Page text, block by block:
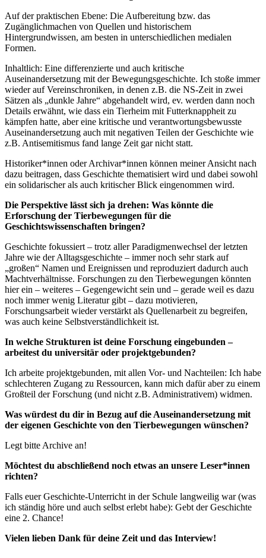
Auf der praktischen Ebene: Die Aufbereitung bzw. das
Zugänglichmachen von Quellen und historischem
Hintergrundwissen, am besten in unterschiedlichen medialen
Formen.
Inhaltlich: Eine differenzierte und auch kritische
Auseinandersetzung mit der Bewegungsgeschichte. Ich stoße immer
wieder auf Vereinschroniken, in denen z.B. die NS-Zeit in zwei
Sätzen als „dunkle Jahre“ abgehandelt wird, ev. werden dann noch
Details erwähnt, wie dass ein Tierheim mit Futterknappheit zu
kämpfen hatte, aber eine kritische und verantwortungsbewusste
Auseinandersetzung auch mit negativen Teilen der Geschichte wie
z.B. Antisemitismus fand lange Zeit gar nicht statt.
Historiker*innen oder Archivar*innen können meiner Ansicht nach
dazu beitragen, dass Geschichte thematisiert wird und dabei sowohl
ein solidarischer als auch kritischer Blick eingenommen wird.
Die Perspektive lässt sich ja drehen: Was könnte die
Erforschung der Tierbewegungen für die
Geschichtswissenschaften bringen?
Geschichte fokussiert – trotz aller Paradigmenwechsel der letzten
Jahre wie der Alltagsgeschichte – immer noch sehr stark auf
„großen“ Namen und Ereignissen und reproduziert dadurch auch
Machtverhältnisse. Forschungen zu den Tierbewegungen könnten
hier ein – weiteres – Gegengewicht sein und – gerade weil es dazu
noch immer wenig Literatur gibt – dazu motivieren,
Forschungsarbeit wieder verstärkt als Quellenarbeit zu begreifen,
was auch keine Selbstverständlichkeit ist.
In welche Strukturen ist deine Forschung eingebunden –
arbeitest du universitär oder projektgebunden?
Ich arbeite projektgebunden, mit allen Vor- und Nachteilen: Ich habe
schlechteren Zugang zu Ressourcen, kann mich dafür aber zu einem
Großteil der Forschung (und nicht z.B. Administrativem) widmen.
Was würdest du dir in Bezug auf die Auseinandersetzung mit
der eigenen Geschichte von den Tierbewegungen wünschen?
Legt bitte Archive an!
Möchtest du abschließend noch etwas an unsere Leser*innen
richten?
Falls euer Geschichte-Unterricht in der Schule langweilig war (was
ich ständig höre und auch selbst erlebt habe): Gebt der Geschichte
eine 2. Chance!
Vielen lieben Dank für deine Zeit und das Interview!